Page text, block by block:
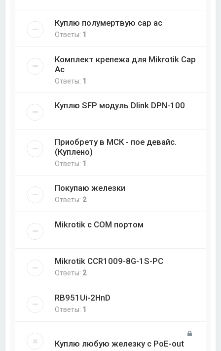
Куплю полумертвую cap ac
Ответы: 1
Комплект крепежа для Mikrotik Cap
Ac
Ответы: 1
Куплю SFP модуль Dlink DPN-100
Приобрету в МСК - пое девайс.
(Куплено)
Ответы: 1
Покупаю железки
Ответы: 2
Mikrotik с COM портом
Mikrotik CCR1009-8G-1S-PC
Ответы: 2
RB951Ui-2HnD
Ответы: 1
Куплю любую железку с PoE-out